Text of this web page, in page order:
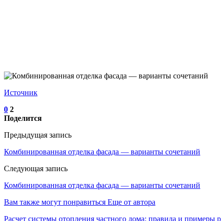
Источник
0 2
Поделится
Предыдущая запись
Комбинированная отделка фасада — варианты сочетаний
Следующая запись
Комбинированная отделка фасада — варианты сочетаний
Вам также могут понравиться Еще от автора
Расчет системы отопления частного дома: правила и примеры